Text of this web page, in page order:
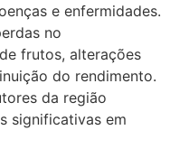
e enfermidades.
no
frutos, alterações
do rendimento.
da região
significativas em